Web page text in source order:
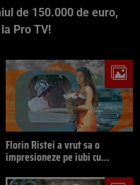
de 150.000 de euro,
Pro TV!
Florin Ristei a vrut sa o
impresioneze pe iubi cu…